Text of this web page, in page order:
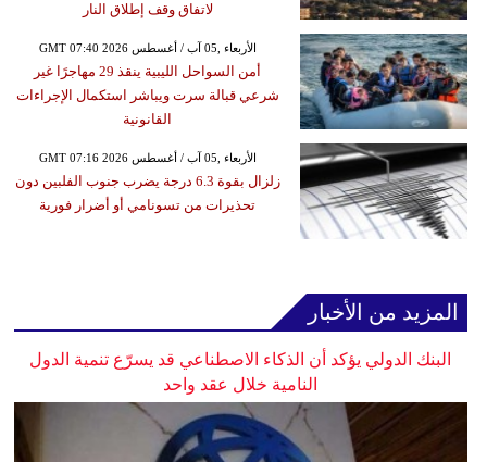
لاتفاق وقف إطلاق النار
GMT 07:40 2026 الأربعاء ,05 آب / أغسطس
أمن السواحل الليبية ينقذ 29 مهاجرًا غير
شرعي قبالة سرت ويباشر استكمال الإجراءات
القانونية
GMT 07:16 2026 الأربعاء ,05 آب / أغسطس
زلزال بقوة 6.3 درجة يضرب جنوب الفلبين دون
تحذيرات من تسونامي أو أضرار فورية
المزيد من الأخبار
البنك الدولي يؤكد أن الذكاء الاصطناعي قد يسرّع تنمية الدول
النامية خلال عقد واحد